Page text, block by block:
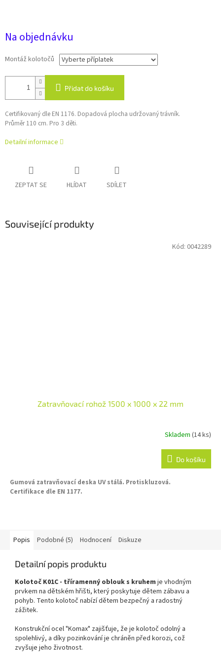
Na objednávku
Montáž kolotočů
Přidat do košíku
Certifikovaný dle EN 1176. Dopadová plocha udržovaný trávník.
Průměr 110 cm. Pro 3 děti.
Detailní informace
ZEPTAT SE HLÍDAT SDÍLET
Související produkty
Zatravňovací rohož 1500 x 1000 x 22 mm
Skladem (14 ks)
Do košíku
Gumová zatravňovací deska UV stálá. Protiskluzová.
Certifikace dle EN 1177.
Kód: 0042289
Popis Podobné (5) Hodnocení Diskuze
Detailní popis produktu
Kolotoč K01C - tříramenný oblouk s kruhem je vhodným
prvkem na dětském hřišti, který poskytuje dětem zábavu a
pohyb. Tento kolotoč nabízí dětem bezpečný a radostný
zážitek.
Konstrukční ocel "Komax" zajišťuje, že je kolotoč odolný a
spolehlivý, a díky pozinkování je chráněn před korozi, což
zvyšuje jeho životnost.